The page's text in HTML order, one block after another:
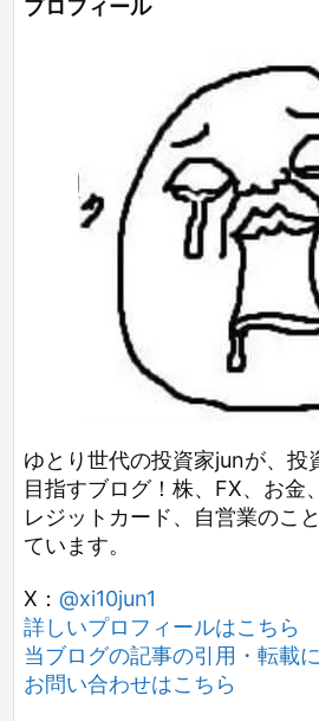
プロフィール
ゆとり世代の投資家junが、投
目指すブログ！株、FX、お金
レジットカード、自営業のこ
ています。
X： @xi10jun1
詳しいプロフィールはこちら
当ブログの記事の引用・転載
お問い合わせはこちら